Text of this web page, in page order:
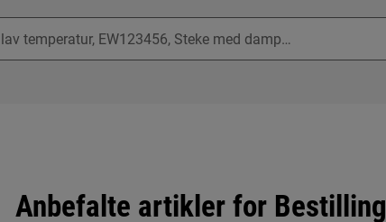
Anbefalte artikler for Bestilling